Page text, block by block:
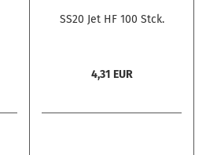
SS20 Jet HF 100 Stck.
4,31 EUR